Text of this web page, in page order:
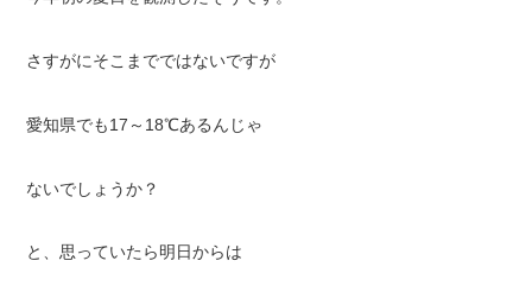
さすがにそこまでではないですが
愛知県でも17～18℃あるんじゃ
ないでしょうか？
と、思っていたら明日からは